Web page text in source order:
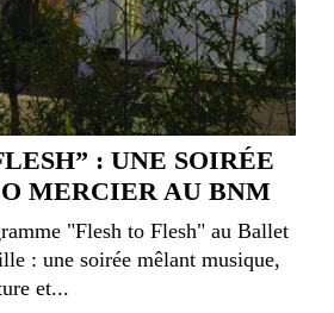
: UNE SOIRÉE
MERCIER AU BNM
"Flesh to Flesh" au Ballet
: une soirée mêlant musique,
et...